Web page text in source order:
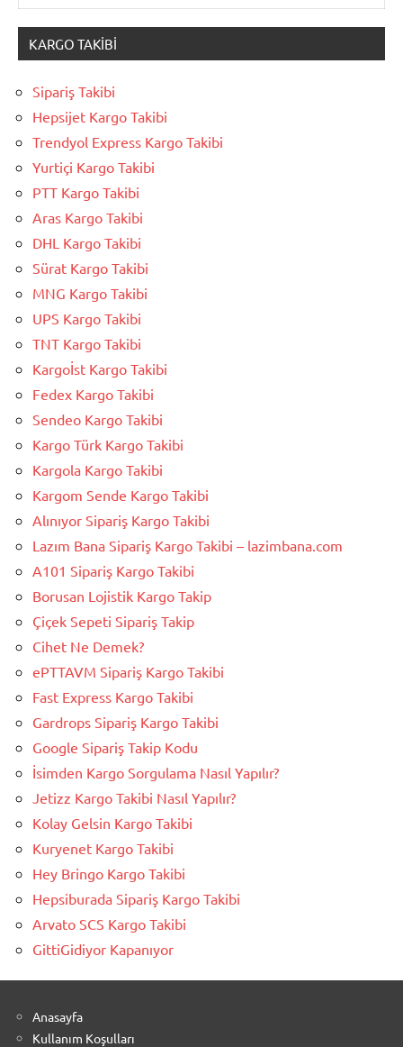
KARGO TAKIBI
Sipariş Takibi
Hepsijet Kargo Takibi
Trendyol Express Kargo Takibi
Yurtiçi Kargo Takibi
PTT Kargo Takibi
Aras Kargo Takibi
DHL Kargo Takibi
Sürat Kargo Takibi
MNG Kargo Takibi
UPS Kargo Takibi
TNT Kargo Takibi
Kargoİst Kargo Takibi
Fedex Kargo Takibi
Sendeo Kargo Takibi
Kargo Türk Kargo Takibi
Kargola Kargo Takibi
Kargom Sende Kargo Takibi
Alınıyor Sipariş Kargo Takibi
Lazım Bana Sipariş Kargo Takibi – lazimbana.com
A101 Sipariş Kargo Takibi
Borusan Lojistik Kargo Takip
Çiçek Sepeti Sipariş Takip
Cihet Ne Demek?
ePTTAVM Sipariş Kargo Takibi
Fast Express Kargo Takibi
Gardrops Sipariş Kargo Takibi
Google Sipariş Takip Kodu
İsimden Kargo Sorgulama Nasıl Yapılır?
Jetizz Kargo Takibi Nasıl Yapılır?
Kolay Gelsin Kargo Takibi
Kuryenet Kargo Takibi
Hey Bringo Kargo Takibi
Hepsiburada Sipariş Kargo Takibi
Arvato SCS Kargo Takibi
GittiGidiyor Kapanıyor
Anasayfa
Kullanım Koşulları